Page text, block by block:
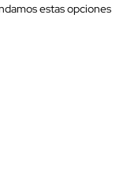
estas opciones